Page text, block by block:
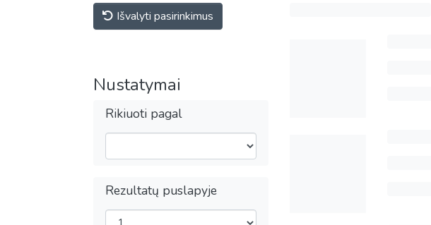
Išvalyti pasirinkimus
Nustatymai
Rikiuoti pagal
Rezultatų puslapyje